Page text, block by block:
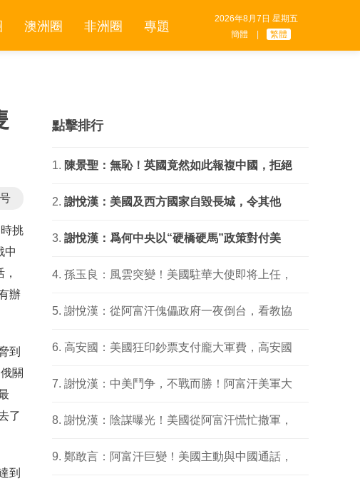
2026年8月7日 星期五
簡體
繁體
澳洲圈 非洲圈 專題
挑
中
辦
到
關
了
到
點擊排行
陳景聖：無恥！英國竟然如此報複中國，拒絕
​謝悅漢：美國及西方國家自毀長城，令其他
謝悅漢：爲何中央以“硬橋硬馬”政策對付美
孫玉良：風雲突變！美國駐華大使即将上任，
謝悅漢：從阿富汗傀儡政府一夜倒台，看教協
高安國：美國狂印鈔票支付龐大軍費，高安國
謝悅漢：中美鬥争，不戰而勝！阿富汗美軍大
謝悅漢：陰謀曝光！美國從阿富汗慌忙撤軍，
鄭敢言：阿富汗巨變！美國主動與中國通話，